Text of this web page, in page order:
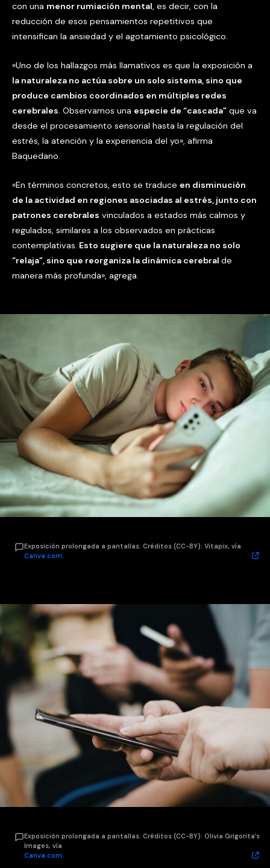
con una menor rumiación mental, es decir, con la
reducción de esos pensamientos repetitivos que
intensifican la ansiedad y el agotamiento psicológico.
«Uno de los hallazgos más llamativos es que la exposición a
la naturaleza no actúa sobre un solo sistema, sino que
produce cambios coordinados en múltiples redes
cerebrales. Observamos una especie de “cascada” que va
desde el procesamiento sensorial hasta la regulación del
estrés, la atención y la experiencia del yo», afirma
Baquedano.
«En términos concretos, esto se traduce en disminución
de la actividad en regiones asociadas al estrés, junto con
patrones cerebrales vinculados a estados más calmos y
regulados, similares a los observados en prácticas
contemplativas. Esto sugiere que la naturaleza no solo
“relaja”, sino que reorganiza la dinámica cerebral de
manera más profunda», agrega.
Exposición prolongada a pantallas. Créditos (CC-BY): Vitapix, vía
Canva.com.
Exposición prolongada a pantallas. Créditos (CC-BY): Olivia Grigorita’s
Images, vía
Canva.com.